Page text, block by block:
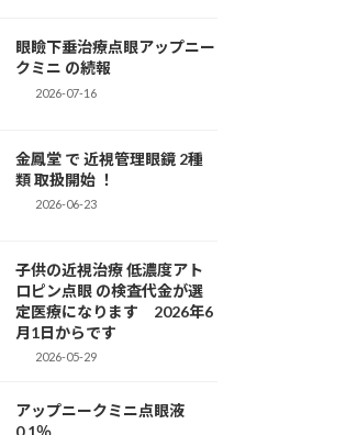
眼瞼下垂治療点眼アップニー
クミニ の続報
2026-07-16
金鳳堂 で 近視管理眼鏡 2種
類 取扱開始 ！
2026-06-23
子供の近視治療 低濃度アト
ロピン点眼 の検査代金が選
定医療になります 2026年6
月1日からです
2026-05-29
アップニークミニ点眼液